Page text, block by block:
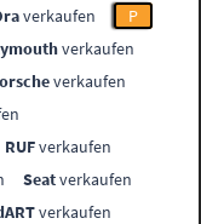
verkaufen
P
verkaufen
verkaufen
RUFverkaufen
Seatverkaufen
verkaufen